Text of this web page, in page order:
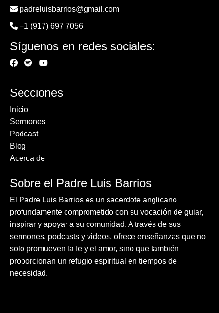
padreluisbarrios@gmail.com
+1 (917) 697 7056
Síguenos en redes sociales:
Secciones
Inicio
Sermones
Podcast
Blog
Acerca de
Sobre el Padre Luis Barrios
El Padre Luis Barrios es un sacerdote anglicano
profundamente comprometido con su vocación de guiar,
inspirar y apoyar a su comunidad. A través de sus
sermones, podcasts y videos, ofrece enseñanzas que no
solo promueven la fe y el amor, sino que también
proporcionan un refugio espiritual en tiempos de
necesidad.